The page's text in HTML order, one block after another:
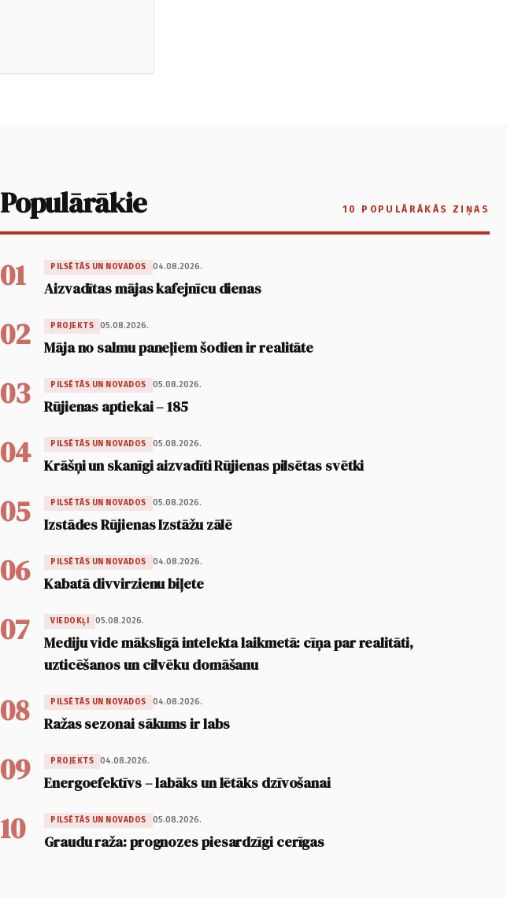
Populārākie 10 POPULĀRĀKĀS ZIŅAS
01 PILSĒTĀS UN NOVADOS 04.08.2026.
Aizvadītas mājas kafejnīcu dienas
02 PROJEKTS 05.08.2026.
Māja no salmu paneļiem šodien ir realitāte
03 PILSĒTĀS UN NOVADOS 05.08.2026.
Rūjienas aptiekai – 185
04 PILSĒTĀS UN NOVADOS 05.08.2026.
Krāšņi un skanīgi aizvadīti Rūjienas pilsētas svētki
05 PILSĒTĀS UN NOVADOS 05.08.2026.
Izstādes Rūjienas Izstāžu zālē
06 PILSĒTĀS UN NOVADOS 04.08.2026.
Kabatā divvirzienu biļete
07 VIEDOKĻI 05.08.2026.
Mediju vide mākslīgā intelekta laikmetā: cīņa par realitāti,
uzticēšanos un cilvēku domāšanu
08 PILSĒTĀS UN NOVADOS 04.08.2026.
Ražas sezonai sākums ir labs
09 PROJEKTS 04.08.2026.
Energoefektīvs – labāks un lētāks dzīvošanai
10 PILSĒTĀS UN NOVADOS 05.08.2026.
Graudu raža: prognozes piesardzīgi cerīgas